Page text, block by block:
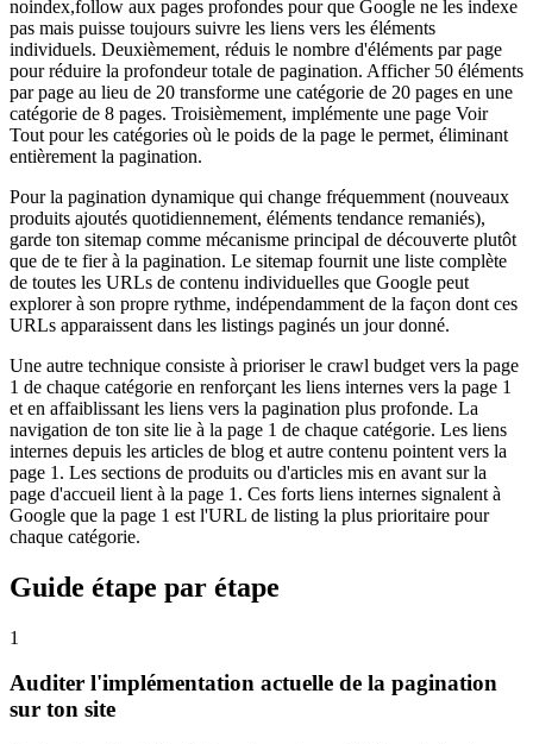
noindex,follow aux pages profondes pour que Google ne les indexe
pas mais puisse toujours suivre les liens vers les éléments
individuels. Deuxièmement, réduis le nombre d'éléments par page
pour réduire la profondeur totale de pagination. Afficher 50 éléments
par page au lieu de 20 transforme une catégorie de 20 pages en une
catégorie de 8 pages. Troisièmement, implémente une page Voir
Tout pour les catégories où le poids de la page le permet, éliminant
entièrement la pagination.
Pour la pagination dynamique qui change fréquemment (nouveaux
produits ajoutés quotidiennement, éléments tendance remaniés),
garde ton sitemap comme mécanisme principal de découverte plutôt
que de te fier à la pagination. Le sitemap fournit une liste complète
de toutes les URLs de contenu individuelles que Google peut
explorer à son propre rythme, indépendamment de la façon dont ces
URLs apparaissent dans les listings paginés un jour donné.
Une autre technique consiste à prioriser le crawl budget vers la page
1 de chaque catégorie en renforçant les liens internes vers la page 1
et en affaiblissant les liens vers la pagination plus profonde. La
navigation de ton site lie à la page 1 de chaque catégorie. Les liens
internes depuis les articles de blog et autre contenu pointent vers la
page 1. Les sections de produits ou d'articles mis en avant sur la
page d'accueil lient à la page 1. Ces forts liens internes signalent à
Google que la page 1 est l'URL de listing la plus prioritaire pour
chaque catégorie.
Guide étape par étape
1
Auditer l'implémentation actuelle de la pagination
sur ton site